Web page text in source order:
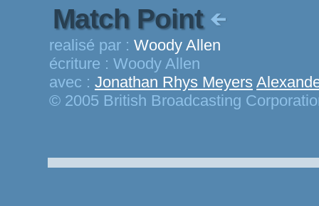
Match Point
realisé par : Woody Allen
écriture : Woody Allen
avec : Jonathan Rhys Meyers
© 2005 British Broadcasting